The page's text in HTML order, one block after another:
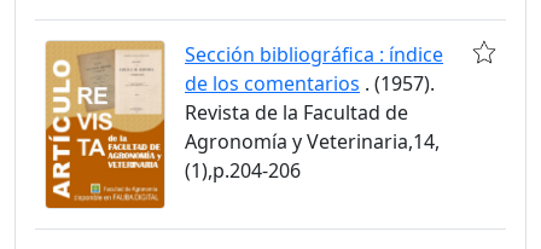
Sección bibliográfica : índice
de los comentarios . (1957).
Revista de la Facultad de
Agronomía y Veterinaria,14,
(1),p.204-206